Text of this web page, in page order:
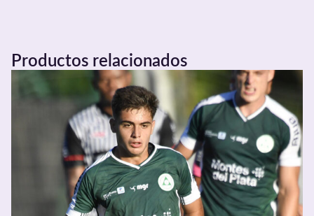
Productos relacionados